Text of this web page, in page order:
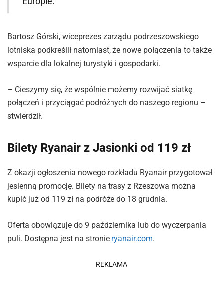
Bartosz Górski, wiceprezes zarządu podrzeszowskiego
lotniska podkreślił natomiast, że nowe połączenia to także
wsparcie dla lokalnej turystyki i gospodarki.
– Cieszymy się, że wspólnie możemy rozwijać siatkę
połączeń i przyciągać podróżnych do naszego regionu –
stwierdził.
Bilety Ryanair z Jasionki od 119 zł
Z okazji ogłoszenia nowego rozkładu Ryanair przygotował
jesienną promocję. Bilety na trasy z Rzeszowa można
kupić już od 119 zł na podróże do 18 grudnia.
Oferta obowiązuje do 9 października lub do wyczerpania
puli. Dostępna jest na stronie ryanair.com.
REKLAMA